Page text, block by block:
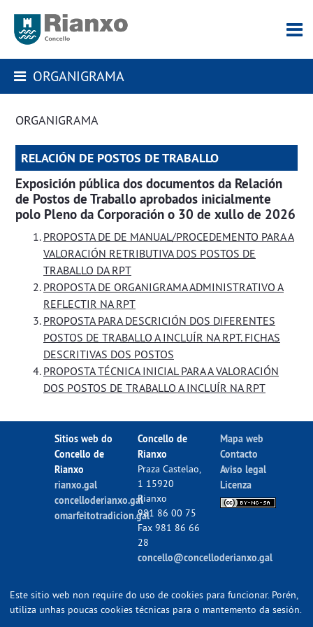
ORGANIGRAMA
ORGANIGRAMA
RELACIÓN DE POSTOS DE TRABALLO
Exposición pública dos documentos da Relación
de Postos de Traballo aprobados inicialmente
polo Pleno da Corporación o 30 de xullo de 2026
PROPOSTA DE DE MANUAL/PROCEDEMENTO PARA A
VALORACIÓN RETRIBUTIVA DOS POSTOS DE
TRABALLO DA RPT
PROPOSTA DE ORGANIGRAMA ADMINISTRATIVO A
REFLECTIR NA RPT
PROPOSTA PARA DESCRICIÓN DOS DIFERENTES
POSTOS DE TRABALLO A INCLUÍR NA RPT. FICHAS
DESCRITIVAS DOS POSTOS
PROPOSTA TÉCNICA INICIAL PARA A VALORACIÓN
DOS POSTOS DE TRABALLO A INCLUÍR NA RPT
Sitios web do
Concello de
Rianxo
rianxo.gal
concelloderianxo.gal
omarfeitotradicion.gal
Concello de
Rianxo
Praza Castelao,
1 15920
Rianxo
981 86 00 75
Fax 981 86 66
28
concello@concelloderianxo.gal
Mapa web
Contacto
Aviso legal
Licenza
Este sitio web non require do uso de cookies para funcionar. Porén,
utiliza unhas poucas cookies técnicas para o mantemento da sesión.